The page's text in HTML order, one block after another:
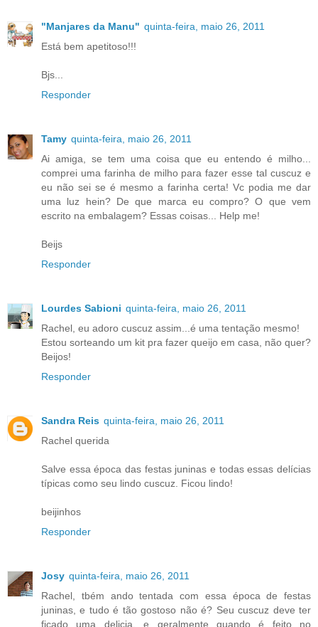
"Manjares da Manu" quinta-feira, maio 26, 2011
Está bem apetitoso!!!
Bjs...
Responder
Tamy quinta-feira, maio 26, 2011
Ai amiga, se tem uma coisa que eu entendo é milho...
comprei uma farinha de milho para fazer esse tal cuscuz e
eu não sei se é mesmo a farinha certa! Vc podia me dar
uma luz hein? De que marca eu compro? O que vem
escrito na embalagem? Essas coisas... Help me!
Beijs
Responder
Lourdes Sabioni quinta-feira, maio 26, 2011
Rachel, eu adoro cuscuz assim...é uma tentação mesmo!
Estou sorteando um kit pra fazer queijo em casa, não quer?
Beijos!
Responder
Sandra Reis quinta-feira, maio 26, 2011
Rachel querida
Salve essa época das festas juninas e todas essas delícias
típicas como seu lindo cuscuz. Ficou lindo!
beijinhos
Responder
Josy quinta-feira, maio 26, 2011
Rachel, tbém ando tentada com essa época de festas
juninas, e tudo é tão gostoso não é? Seu cuscuz deve ter
ficado uma delicia, e geralmente quando é feito no